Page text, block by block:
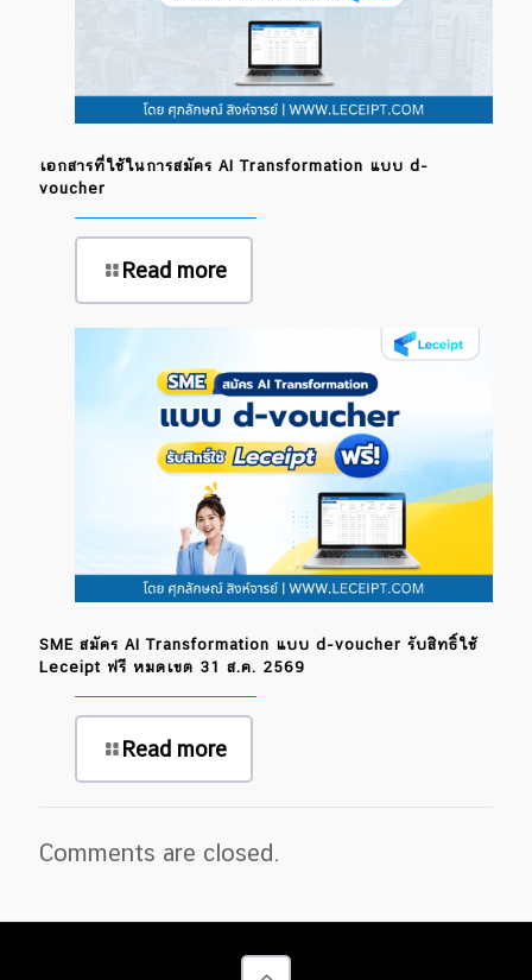
เอกสารที่ใช้ในการสมัคร AI Transformation แบบ d-
voucher
Read more
SME สมัคร AI Transformation แบบ d-voucher รับสิทธิ์ใช้
Leceipt ฟรี หมดเขต 31 ส.ค. 2569
Read more
Comments are closed.